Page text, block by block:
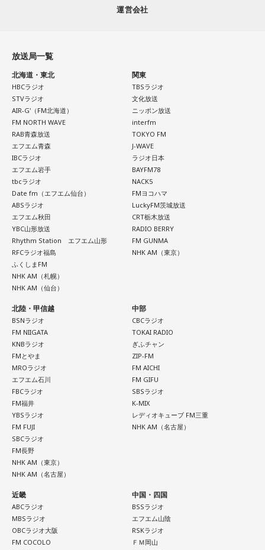
運営会社
放送局一覧
北海道・東北
HBCラジオ
STVラジオ
AIR-G'（FM北海道）
FM NORTH WAVE
RAB青森放送
エフエム青森
IBCラジオ
エフエム岩手
tbcラジオ
Date fm（エフエム仙台）
ABSラジオ
エフエム秋田
YBC山形放送
Rhythm Station エフエム山形
RFCラジオ福島
ふくしまFM
NHK AM（札幌）
NHK AM（仙台）
関東
TBSラジオ
文化放送
ニッポン放送
interfm
TOKYO FM
J-WAVE
ラジオ日本
BAYFM78
NACK5
FMヨコハマ
LuckyFM茨城放送
CRT栃木放送
RADIO BERRY
FM GUNMA
NHK AM（東京）
北陸・甲信越
BSNラジオ
FM NIIGATA
KNBラジオ
FMとやま
MROラジオ
エフエム石川
FBCラジオ
FM福井
YBSラジオ
FM FUJI
SBCラジオ
FM長野
NHK AM（東京）
NHK AM（名古屋）
中部
CBCラジオ
TOKAI RADIO
ぎふチャン
ZIP-FM
FM AICHI
FM GIFU
SBSラジオ
K-MIX
レディオキューブ FM三重
NHK AM（名古屋）
近畿
ABCラジオ
MBSラジオ
OBCラジオ大阪
FM COCOLO
中国・四国
BSSラジオ
エフエム山陰
RSKラジオ
ＦＭ岡山